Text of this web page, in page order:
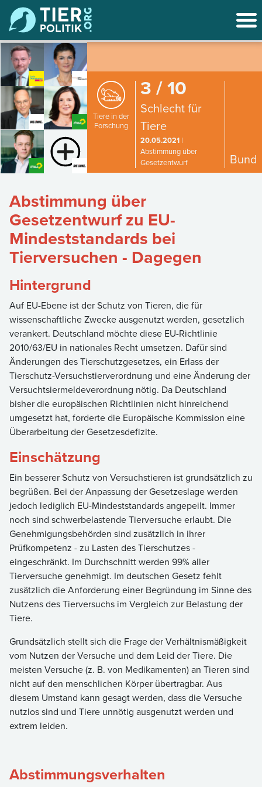
Tiere in der
Forschung
3 / 10
Schlecht für
Tiere
20.05.2021|
Abstimmung über
Gesetzentwurf
Bund
Abstimmung über
Gesetzentwurf zu EU-
Mindeststandards bei
Tierversuchen - Dagegen
Hintergrund
Auf EU-Ebene ist der Schutz von Tieren, die für
wissenschaftliche Zwecke ausgenutzt werden, gesetzlich
verankert. Deutschland möchte diese EU-Richtlinie
2010/63/EU in nationales Recht umsetzen. Dafür sind
Änderungen des Tierschutzgesetzes, ein Erlass der
Tierschutz-Versuchstierverordnung und eine Änderung der
Versuchtsiermeldeverordnung nötig. Da Deutschland
bisher die europäischen Richtlinien nicht hinreichend
umgesetzt hat, forderte die Europäische Kommission eine
Überarbeitung der Gesetzesdefizite.
Einschätzung
Ein besserer Schutz von Versuchstieren ist grundsätzlich zu
begrüßen. Bei der Anpassung der Gesetzeslage werden
jedoch lediglich EU-Mindeststandards angepeilt. Immer
noch sind schwerbelastende Tierversuche erlaubt. Die
Genehmigungsbehörden sind zusätzlich in ihrer
Prüfkompetenz - zu Lasten des Tierschutzes -
eingeschränkt. Im Durchschnitt werden 99% aller
Tierversuche genehmigt. Im deutschen Gesetz fehlt
zusätzlich die Anforderung einer Begründung im Sinne des
Nutzens des Tierversuchs im Vergleich zur Belastung der
Tiere.
Grundsätzlich stellt sich die Frage der Verhältnismäßigkeit
vom Nutzen der Versuche und dem Leid der Tiere. Die
meisten Versuche (z. B. von Medikamenten) an Tieren sind
nicht auf den menschlichen Körper übertragbar. Aus
diesem Umstand kann gesagt werden, dass die Versuche
nutzlos sind und Tiere unnötig ausgenutzt werden und
extrem leiden.
Abstimmungsverhalten